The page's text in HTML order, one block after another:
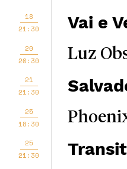
18
21:30
Vai e
20
20:30
Luz
21
21:30
25
18:30
25
21:30
Transit